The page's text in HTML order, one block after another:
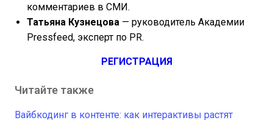
комментариев в СМИ.
Татьяна Кузнецова — руководитель Академии
Pressfeed, эксперт по PR.
РЕГИСТРАЦИЯ
Читайте также
Вайбкодинг в контенте: как интерактивы растят